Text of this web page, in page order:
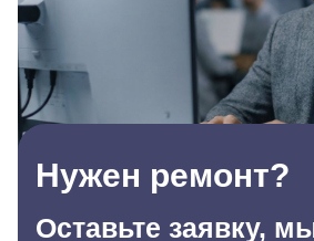
Нужен ремонт?
Оставьте заявку,